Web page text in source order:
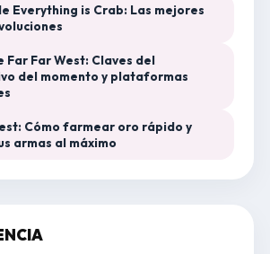
Everything is Crab: Las mejores
Far Far West: Claves del
del momento y plataformas
Cómo farmear oro rápido y
armas al máximo